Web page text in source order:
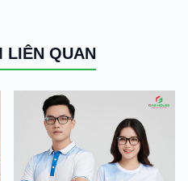
LIÊN QUAN